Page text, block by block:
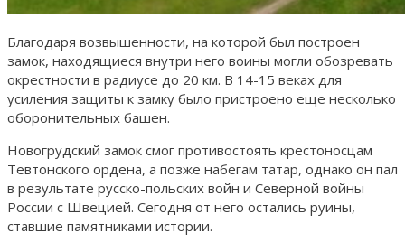
Благодаря возвышенности, на которой был построен
замок, находящиеся внутри него воины могли обозревать
окрестности в радиусе до 20 км. В 14-15 веках для
усиления защиты к замку было пристроено еще несколько
оборонительных башен.
Новогрудский замок смог противостоять крестоносцам
Тевтонского ордена, а позже набегам татар, однако он пал
в результате русско-польских войн и Северной войны
России с Швецией. Сегодня от него остались руины,
ставшие памятниками истории.